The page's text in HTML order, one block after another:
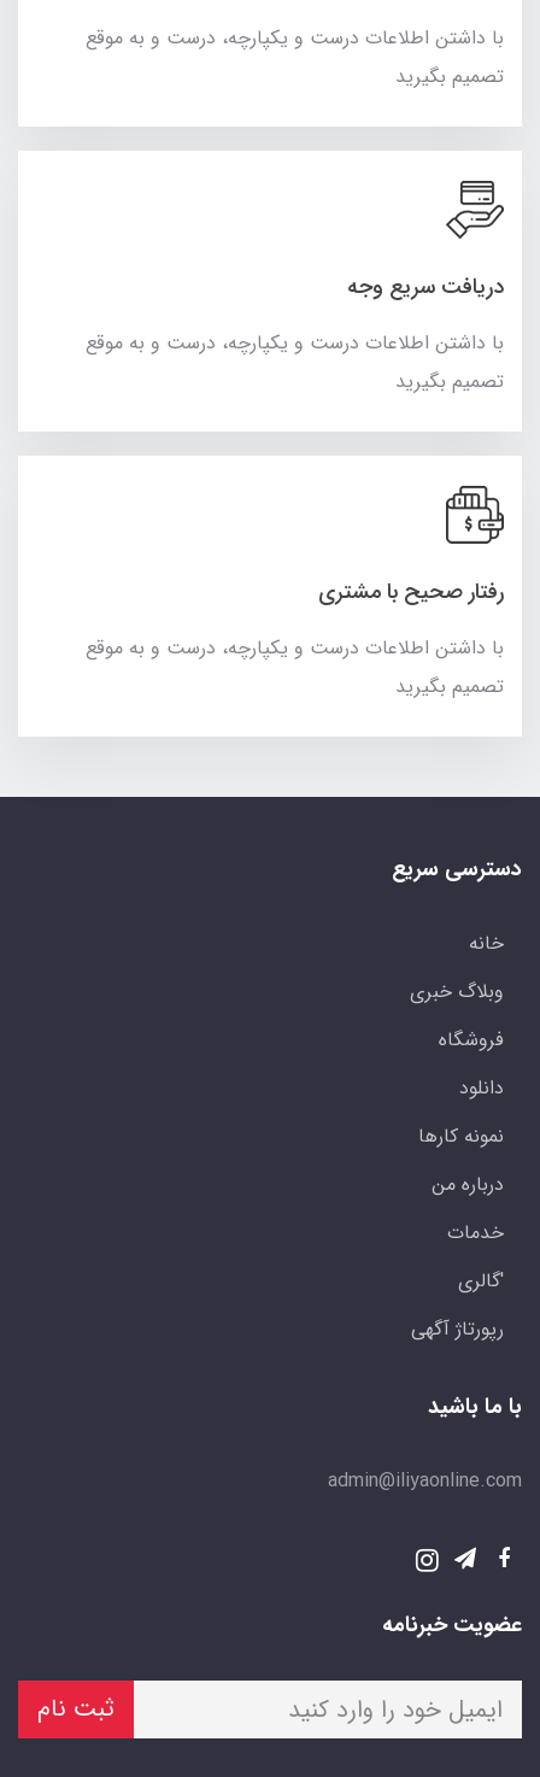
با داشتن اطلاعات درست و یکپارچه، درست و به موقع
تصمیم بگیرید
دریافت سریع وجه
با داشتن اطلاعات درست و یکپارچه، درست و به موقع
تصمیم بگیرید
رفتار صحیح با مشتری
با داشتن اطلاعات درست و یکپارچه، درست و به موقع
تصمیم بگیرید
دسترسی سریع
خانه
وبلاگ خبری
فروشگاه
دانلود
نمونه کارها
درباره من
خدمات
'گالری
رپورتاژ آگهی
با ما باشید
admin@iliyaonline.com
عضویت خبرنامه
ثبت نام